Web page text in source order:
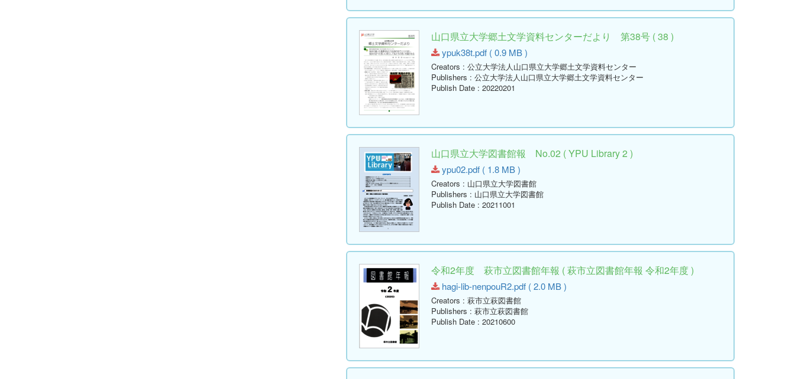
山口県立大学郷土文学資料センターだより 第38号 ( 38 )
ypuk38t.pdf ( 0.9 MB )
Creators : 公立大学法人山口県立大学郷土文学資料センター
Publishers : 公立大学法人山口県立大学郷土文学資料センター
Publish Date : 20220201
山口県立大学図書館報 No.02 ( YPU Library 2 )
ypu02.pdf ( 1.8 MB )
Creators : 山口県立大学図書館
Publishers : 山口県立大学図書館
Publish Date : 20211001
令和2年度 萩市立図書館年報 ( 萩市立図書館年報 令和2年度 )
hagi-lib-nenpouR2.pdf ( 2.0 MB )
Creators : 萩市立萩図書館
Publishers : 萩市立萩図書館
Publish Date : 20210600